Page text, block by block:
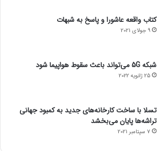
کتاب واقعه عاشورا و پاسخ به شبهات
9 جولای 2021
شبکه 5G می‌تواند باعث سقوط هواپیما شود
25 ژانویه 2022
تسلا با ساخت کارخانه‌های جدید به کمبود جهانی
تراشه‌ها پایان می‌بخشد
7 سپتامبر 2021